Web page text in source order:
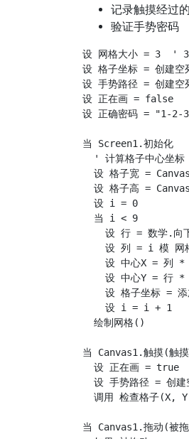
记录触摸经过
验证手势密码
设 网格大小 = 3  '
设 格子坐标 = 创建空
设 手势路径 = 创建空
设 正在画 = false
设 正确密码 = "1-2-
当 Screen1.初始化
  ' 计算格子中心坐标
设 格子宽 =
设 格子高 =
  设 i = 0
  当 i < 9
设 行 = 数学.向
设 列 = i 模 网
设 中心X = 列 *
设 中心Y = 行 *
设 格子坐标 =
    设 i = i + 1
  绘制网格()
当 Canvas1.触摸(触
  设 正在画 = true
设 手势路径 = 创建
调用 检查格子(X,
当 Canvas1.拖动(被